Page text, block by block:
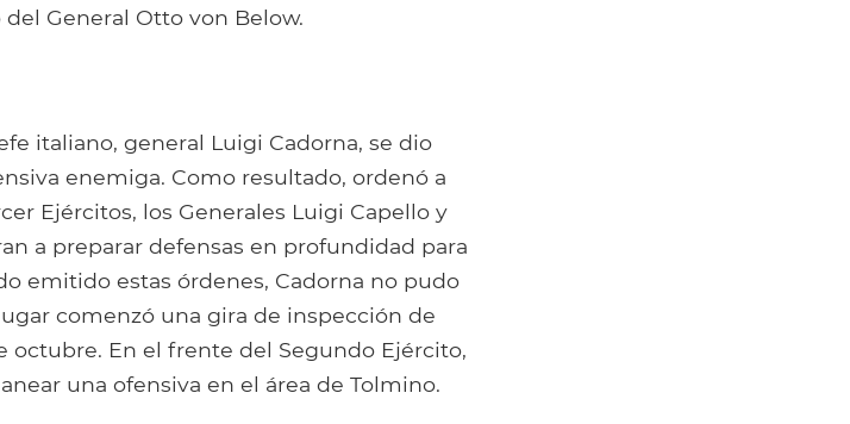
General Otto von Below.
italiano, general Luigi Cadorna, se dio
enemiga. Como resultado, ordenó a
Ejércitos, los Generales Luigi Capello y
a preparar defensas en profundidad para
emitido estas órdenes, Cadorna no pudo
comenzó una gira de inspección de
octubre. En el frente del Segundo Ejército,
una ofensiva en el área de Tolmino.